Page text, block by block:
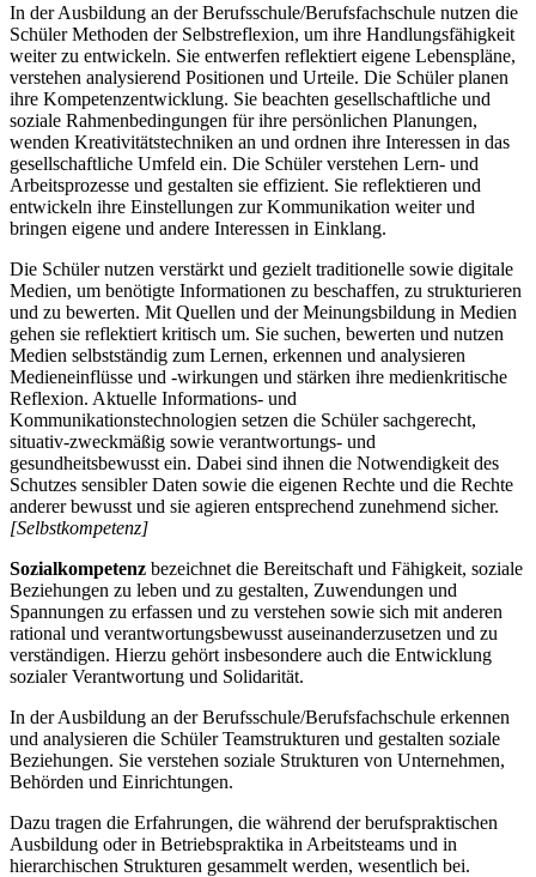
In der Ausbildung an der Berufsschule/Berufsfachschule nutzen die
Schüler Methoden der Selbstreflexion, um ihre Handlungsfähigkeit
weiter zu entwickeln. Sie entwerfen reflektiert eigene Lebenspläne,
verstehen analysierend Positionen und Urteile. Die Schüler planen
ihre Kompetenzentwicklung. Sie beachten gesellschaftliche und
soziale Rahmenbedingungen für ihre persönlichen Planungen,
wenden Kreativitätstechniken an und ordnen ihre Interessen in das
gesellschaftliche Umfeld ein. Die Schüler verstehen Lern- und
Arbeitsprozesse und gestalten sie effizient. Sie reflektieren und
entwickeln ihre Einstellungen zur Kommunikation weiter und
bringen eigene und andere Interessen in Einklang.
Die Schüler nutzen verstärkt und gezielt traditionelle sowie digitale
Medien, um benötigte Informationen zu beschaffen, zu strukturieren
und zu bewerten. Mit Quellen und der Meinungsbildung in Medien
gehen sie reflektiert kritisch um. Sie suchen, bewerten und nutzen
Medien selbstständig zum Lernen, erkennen und analysieren
Medieneinflüsse und -wirkungen und stärken ihre medienkritische
Reflexion. Aktuelle Informations- und
Kommunikationstechnologien setzen die Schüler sachgerecht,
situativ-zweckmäßig sowie verantwortungs- und
gesundheitsbewusst ein. Dabei sind ihnen die Notwendigkeit des
Schutzes sensibler Daten sowie die eigenen Rechte und die Rechte
anderer bewusst und sie agieren entsprechend zunehmend sicher.
[Selbstkompetenz]
Sozialkompetenz bezeichnet die Bereitschaft und Fähigkeit, soziale
Beziehungen zu leben und zu gestalten, Zuwendungen und
Spannungen zu erfassen und zu verstehen sowie sich mit anderen
rational und verantwortungsbewusst auseinanderzusetzen und zu
verständigen. Hierzu gehört insbesondere auch die Entwicklung
sozialer Verantwortung und Solidarität.
In der Ausbildung an der Berufsschule/Berufsfachschule erkennen
und analysieren die Schüler Teamstrukturen und gestalten soziale
Beziehungen. Sie verstehen soziale Strukturen von Unternehmen,
Behörden und Einrichtungen.
Dazu tragen die Erfahrungen, die während der berufspraktischen
Ausbildung oder in Betriebspraktika in Arbeitsteams und in
hierarchischen Strukturen gesammelt werden, wesentlich bei.